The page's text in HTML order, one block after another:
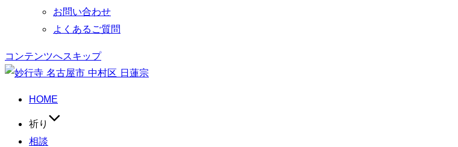
お問い合わせ
よくあるご質問
コンテンツへスキップ
HOME
祈り
相談